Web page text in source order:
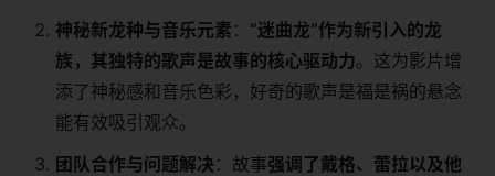
​神秘新龙种与音乐元素​ ​：​ ​“迷曲龙”作为新引入的龙
族，其独特的歌声是故事的核心驱动力​​。这为影片增
添了神秘感和音乐色彩，好奇的歌声是福是祸的悬念
能有效吸引观众。
​团队合作与问题解决​ ​：故事​​强调了戴格、蕾拉以及他